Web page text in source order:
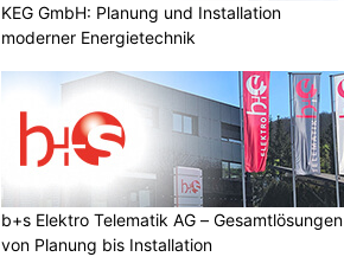
KEG GmbH: Planung und Installation
moderner Energietechnik
b+s Elektro Telematik AG – Gesamtlösungen
von Planung bis Installation